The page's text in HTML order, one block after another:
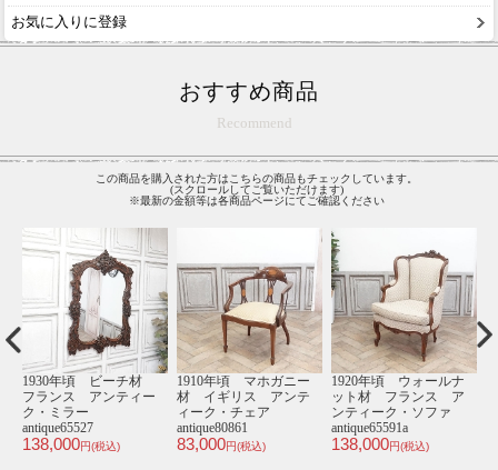
お気に入りに登録
おすすめ商品
Recommend
この商品を購入された方はこちらの商品もチェックしています。
(スクロールしてご覧いただけます)
※最新の金額等は各商品ページにてご確認ください
1910年頃 マホガニー
材 イギリス アンテ
ィーク・チェア
antique80796
55,000円(税込)
シングルチェア･アンテ
ィークテイスト TB8-
8P32B
46,800円(税込)
1930年頃 ビーチ材
イギリス アンティー
ク・チェア
antique81001d
32,000円(税込)